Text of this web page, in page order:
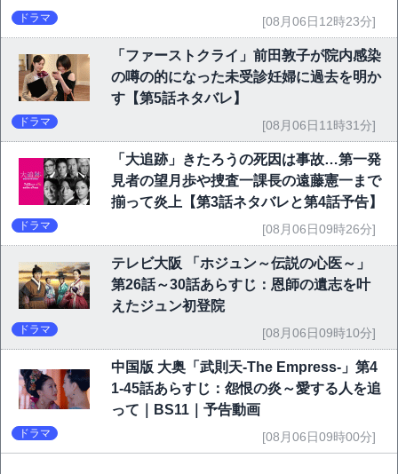
ドラマ [08月06日12時23分]
「ファーストクライ」前田敦子が院内感染
の噂の的になった未受診妊婦に過去を明か
す【第5話ネタバレ】
ドラマ [08月06日11時31分]
「大追跡」きたろうの死因は事故…第一発
見者の望月歩や捜査一課長の遠藤憲一まで
揃って炎上【第3話ネタバレと第4話予告】
ドラマ [08月06日09時26分]
テレビ大阪 「ホジュン～伝説の心医～」
第26話～30話あらすじ：恩師の遺志を叶
えたジュン初登院
ドラマ [08月06日09時10分]
中国版 大奥「武則天-The Empress-」第4
1-45話あらすじ：怨恨の炎～愛する人を追
って｜BS11｜予告動画
ドラマ [08月06日09時00分]